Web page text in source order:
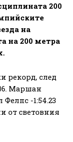
200
на
на 200 метра
рекорд, след
Маршан
-1:54.23
от световния